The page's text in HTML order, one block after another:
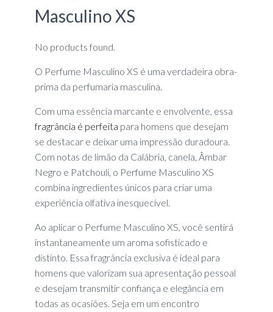
Masculino XS
No products found.
O Perfume Masculino XS é uma verdadeira obra-
prima da perfumaria masculina.
Com uma essência marcante e envolvente, essa
fragrância é perfeita para homens que desejam
se destacar e deixar uma impressão duradoura.
Com notas de limão da Calábria, canela, Âmbar
Negro e Patchouli, o Perfume Masculino XS
combina ingredientes únicos para criar uma
experiência olfativa inesquecível.
Ao aplicar o Perfume Masculino XS, você sentirá
instantaneamente um aroma sofisticado e
distinto. Essa fragrância exclusiva é ideal para
homens que valorizam sua apresentação pessoal
e desejam transmitir confiança e elegância em
todas as ocasiões. Seja em um encontro